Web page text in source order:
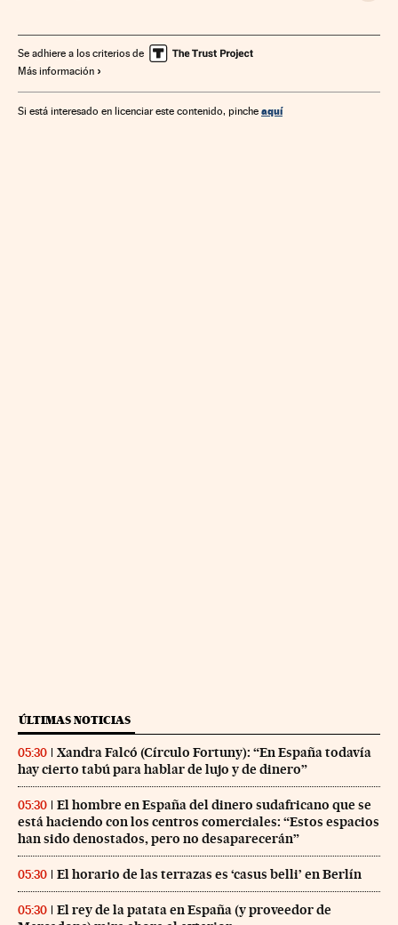
Prestaciones Grupo Prisa Prensa Seguridad Social
Medios comunicación Trabajo Comunicación
Se adhiere a los criterios de
Más información
Si está interesado en licenciar este contenido, pinche aquí
ÚLTIMAS NOTICIAS
05:30
Xandra Falcó (Círculo Fortuny): “En España todavía
hay cierto tabú para hablar de lujo y de dinero”
05:30
El hombre en España del dinero sudafricano que se
está haciendo con los centros comerciales: “Estos espacios
han sido denostados, pero no desaparecerán”
05:30 El horario de las terrazas es ‘casus belli’ en Berlín
05:30
El rey de la patata en España (y proveedor de